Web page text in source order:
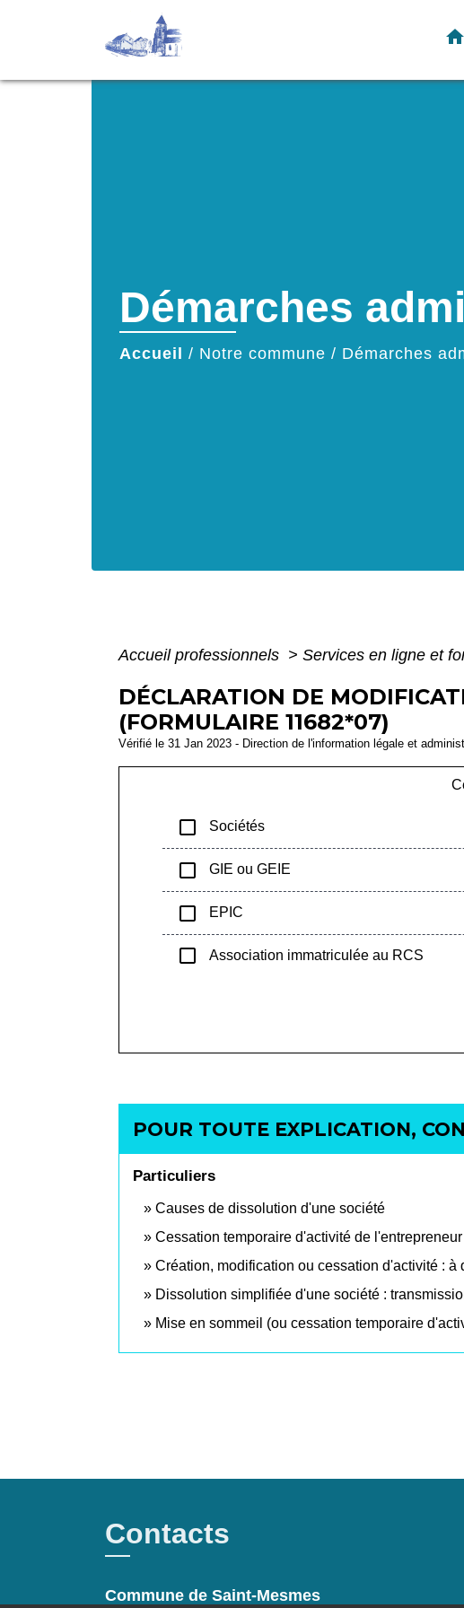
home
Démarches
Accueil / Notre commune / Démarches
Accueil professionnels > Services en ligne et
DÉCLARATION DE
(FORMULAIRE 11682*07)
Vérifié le 31 Jan 2023 - Direction de l'information légale et
check_box_outline_blank Sociétés
check_box_outline_blank GIE ou GEIE
check_box_outline_blank EPIC
check_box_outline_blank Association immatriculée au RCS
POUR TOUTE EXPLICATION,
Particuliers
Causes de dissolution d'une société
Cessation temporaire d'activité de
Création, modification ou cessation d'activité : à
Dissolution simplifiée d'une société :
Mise en sommeil (ou cessation temporaire
Contacts
Commune de Saint-Mesmes